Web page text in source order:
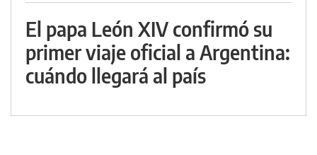
El papa León XIV confirmó su
primer viaje oficial a Argentina:
cuándo llegará al país